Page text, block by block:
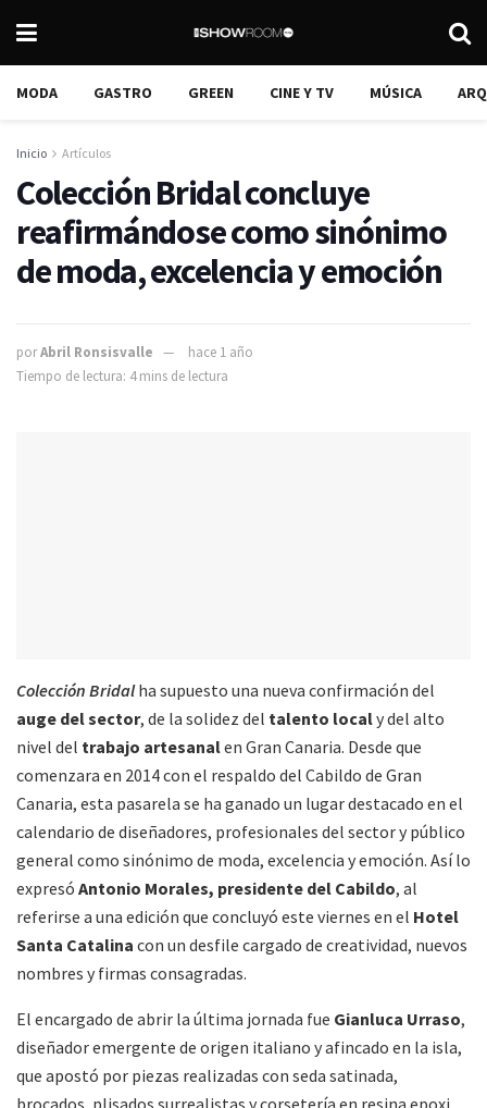
MODA GASTRO GREEN CINE Y TV MÚSICA
Inicio Artículos
Colección Bridal concluye
reafirmándose como sinónimo
de moda, excelencia y emoción
porAbril Ronsisvalle
hace 1 año
Tiempo de lectura: 4 mins de lectura
Colección Bridalha supuesto una nueva confirmación del
auge del sector, de la solidez del talento localy del alto
nivel del trabajo artesanalen Gran Canaria. Desde que
comenzara en 2014 con el respaldo del Cabildo de Gran
Canaria, esta pasarela se ha ganado un lugar destacado en el
calendario de diseñadores, profesionales del sector y público
general como sinónimo de moda, excelencia y emoción. Así lo
expresó Antonio Morales, presidente del Cabildo, al
referirse a una edición que concluyó este viernes en el Hotel
Santa Catalina con un desfile cargado de creatividad, nuevos
nombres y firmas consagradas.
El encargado de abrir la última jornada fue Gianluca Urraso,
diseñador emergente de origen italiano y afincado en la isla,
que apostó por piezas realizadas con seda satinada,
brocados, plisados surrealistas y corsetería en resina epoxi,